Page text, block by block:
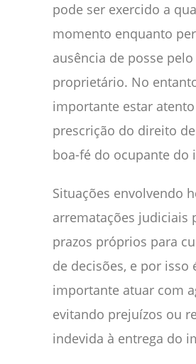
pode ser exercido a
momento enquanto
ausência de posse
proprietário. No
importante estar
prescrição do direito
boa-fé do ocupante do
Situações envolvendo
arrematações judiciais
prazos próprios para
de decisões, e por isso
importante atuar com
evitando prejuízos ou
indevida à entrega do